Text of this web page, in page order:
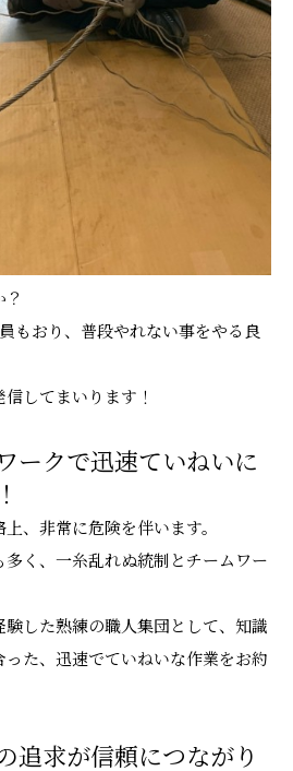
もおり、普段やれない事をやる良
してまいります！
ークで迅速ていねいに
、非常に危険を伴います。
多く、一糸乱れぬ統制とチームワー
した熟練の職人集団として、知識
った、迅速でていねいな作業をお約
追求が信頼につながり